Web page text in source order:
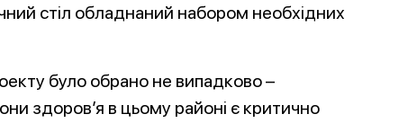
стіл обладнаний набором необхідних
було обрано не випадково –
здоров’я в цьому районі є критично